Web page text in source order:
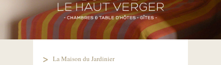
La Maison du Jardinier